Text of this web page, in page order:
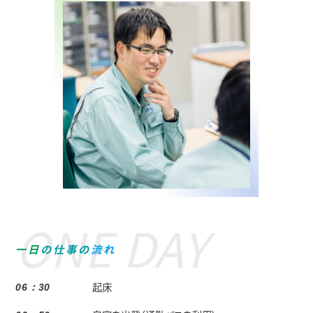
一 日 の 仕事 の 流れ
06：30 起床